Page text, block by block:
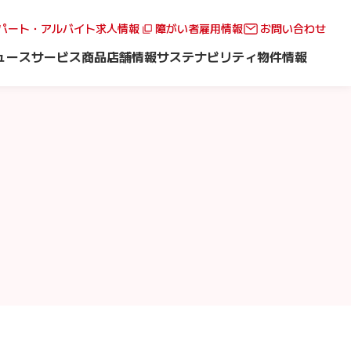
ート・アルバイト求人情報 障がい者雇用情報 お問い合わせ
ースサービス商品店舗情報サステナビリティ物件情報